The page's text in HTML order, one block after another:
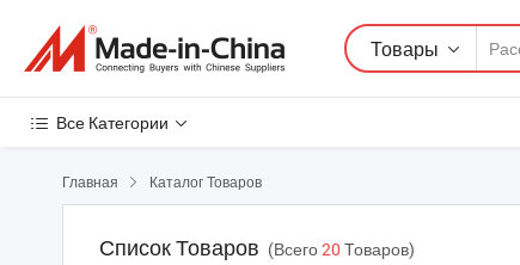
Товары
Все Категории
Главная  Каталог Товаров
Список Товаров (Всего20 Товаров)